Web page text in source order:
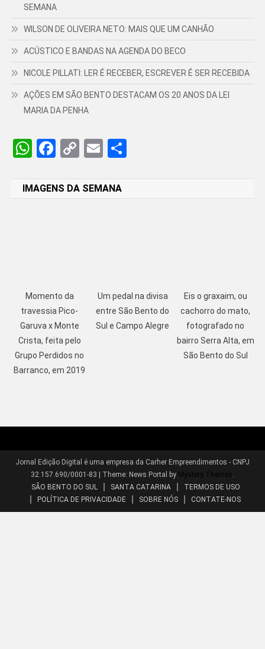
SEMANA
WILSON DE OLIVEIRA NETO: MAIS QUE UM CANHÃO
ACÚSTICO E BANDAS NA AGENDA DO BECO
NICOLE PILLATI: LER É RECEBER, ESCREVER É SER RECEBIDA
AÇÕES EM SÃO BENTO DESTACAM OS 20 ANOS DA LEI
MARIA DA PENHA
WhatsApp
Facebook
CopyEmailShare
IMAGENS DA SEMANA
Momento da
travessia Pico-
Garuva x Monte
Crista, feita pelo
Grupo Perdidos no
Barranco, em 2019
Um pedal na divisa
entre São Bento do
Sul e Campo Alegre
Eis o graxaim, ou
cachorro do mato,
fotografado no
bairro Serra Alta, em
São Bento do Sul
Jornal Edição Digital é uma empresa da Carher Empreendimentos - CNPJ
32.157.690/0001-83
Theme: News Portal by Mystery Themes .
SÃO BENTO DO SUL
SANTA CATARINA
TERMOS DE USO
POLÍTICA DE PRIVACIDADE
SOBRE NÓS CONTATE-NOS